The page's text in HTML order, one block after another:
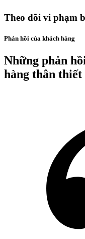
Theo dõi vi phạm
Phản hồi của khách hàng
Những phản
hàng thân thiết